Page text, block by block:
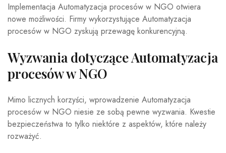
Implementacja Automatyzacja procesów w NGO otwiera
nowe możliwości. Firmy wykorzystujące Automatyzacja
procesów w NGO zyskują przewagę konkurencyjną.
Wyzwania dotyczące Automatyzacja
procesów w NGO
Mimo licznych korzyści, wprowadzenie Automatyzacja
procesów w NGO niesie ze sobą pewne wyzwania. Kwestie
bezpieczeństwa to tylko niektóre z aspektów, które należy
rozważyć.